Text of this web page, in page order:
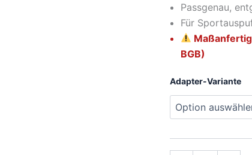
Passgenau,
Für
BGB)
Adapter-Variante